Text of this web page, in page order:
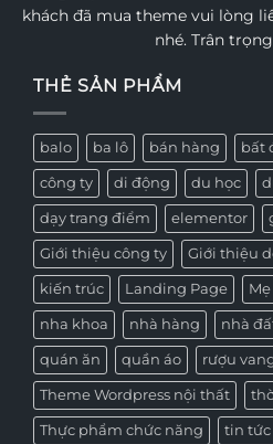
khách đã mua theme vui lòng
nhé. Trân
THẺ SẢN PHẨM
balo ba lô bán hàng bất
công ty di động du học
dạy trang điểm elementor
Giới thiệu công ty Giới thiệu
kiến trúc Landing Page
nha khoa nhà hàng nhà
quán ăn quần áo rượu
Theme Wordpress nội thất
Thực phẩm chức năng tin tức